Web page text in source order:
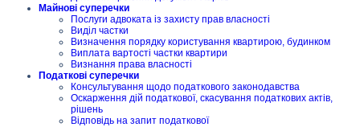
Майнові суперечки
Послуги адвоката із захисту прав власності
Виділ частки
Визначення порядку користування квартирою, будинком
Виплата вартості частки квартири
Визнання права власності
Податкові суперечки
Консультування щодо податкового законодавства
Оскарження дій податкової, скасування податкових актів,
рішень
Відповідь на запит податкової